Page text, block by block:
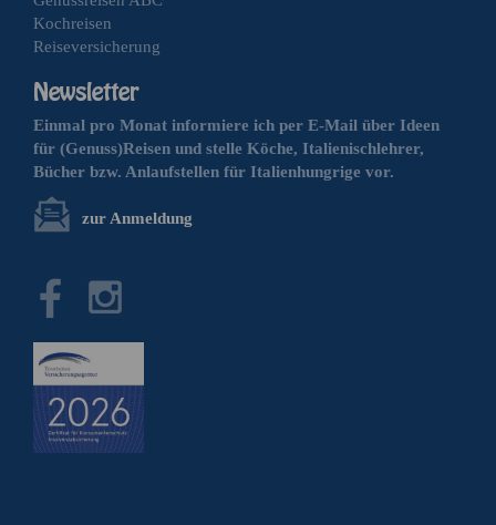
Kochreisen
Reiseversicherung
Einmal pro Monat informiere ich per E-Mail über Ideen
für (Genuss)Reisen und stelle Köche, Italienischlehrer,
Bücher bzw. Anlaufstellen für Italienhungrige vor.
zur Anmeldung